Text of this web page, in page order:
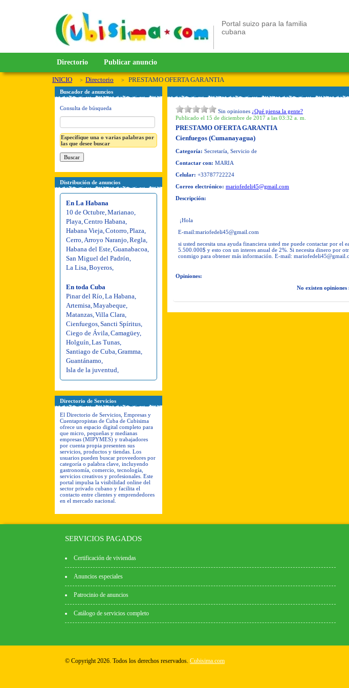
Portal suizo para la familia
cubana
Directorio Publicar anuncio
INICIO Directorio PRESTAMO OFERTA GARANTIA
Buscador de anuncios
Consulta de búsqueda
Especifique una o varias palabras por
las que desee buscar
Distribución de anuncios
En La Habana
10 de Octubre Marianao
Playa Centro Habana
Habana Vieja Cotorro Plaza
Cerro Arroyo Naranjo Regla
Habana del Este Guanabacoa
San Miguel del Padrón
La Lisa Boyeros
En toda Cuba
Pinar del Río La Habana
Artemisa Mayabeque
Matanzas Villa Clara
Cienfuegos Sancti Spíritus
Ciego de Ávila Camagüey,
Holguín Las Tunas
Santiago de Cuba Gramma
Guantánamo
Isla de la juventud
Directorio de Servicios
El Directorio de Servicios, Empresas y
Cuentapropistas de Cuba de Cubisima
ofrece un espacio digital completo para
que micro, pequeñas y medianas
empresas (MIPYMES) y trabajadores
por cuenta propia presenten sus
servicios, productos y tiendas. Los
usuarios pueden buscar proveedores por
categoría o palabra clave, incluyendo
gastronomía, comercio, tecnología,
servicios creativos y profesionales. Este
portal impulsa la visibilidad online del
sector privado cubano y facilita el
contacto entre clientes y emprendedores
en el mercado nacional.
Sin opiniones ¿Qué piensa la gente?
Publicado el 15 de diciembre de 2017 a las 03:32 a. m.
PRESTAMO OFERTA GARANTIA
Cienfuegos (Cumanayagua)
Categoría: Secretaría, Servicio de
Contactar con: MARIA
Celular: +33787722224
Correo electrónico: mariofedeli45@gmail.com
Descripción:
¡Hola
E-mail:mariofedeli45@gmail.com
si usted necesita una ayuda financiera usted me puede contactar por el
5.500.000$ y esto con un interes anual de 2%. Si necesita dinero por
conmigo para obtener más información. E-mail:
Opiniones:
No existen
SERVICIOS PAGADOS
Certificación de viviendas
Anuncios especiales
Patrocinio de anuncios
Catálogo de servicios completo
© Copyright 2026. Todos los derechos reservados. Cubisima.com